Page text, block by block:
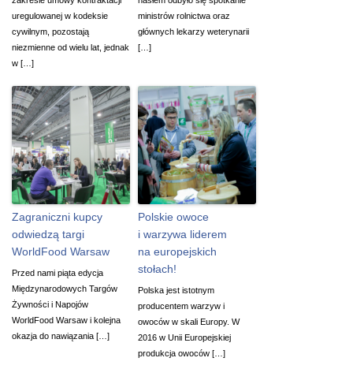
uregulowanej w kodeksie
cywilnym, pozostają
niezmienne od wielu lat, jednak
w […]
ministrów rolnictwa oraz
głównych lekarzy weterynarii
[…]
Zagraniczni kupcy
odwiedzą targi
WorldFood Warsaw
Przed nami piąta edycja
Międzynarodowych Targów
Żywności i Napojów
WorldFood Warsaw i kolejna
okazja do nawiązania […]
Polskie owoce
i warzywa liderem
na europejskich
stołach!
Polska jest istotnym
producentem warzyw i
owoców w skali Europy. W
2016 w Unii Europejskiej
produkcja owoców […]